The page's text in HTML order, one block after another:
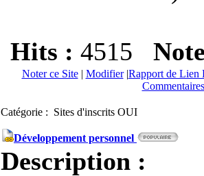
Hits : 4515
Noter ce Site| Modifier|Rapport de Lien
Catégorie : Sites d'inscrits OUI
Développement personnel
Description :